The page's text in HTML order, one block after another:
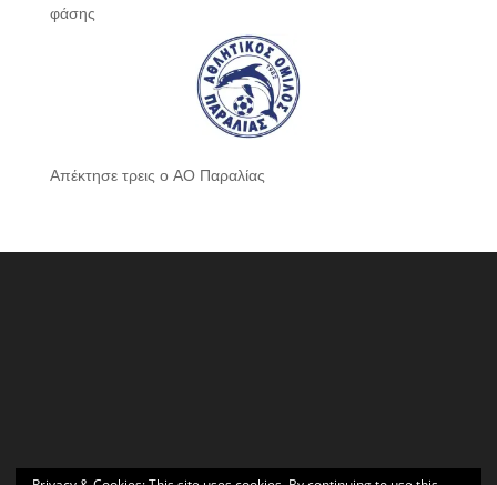
φάσης
Απέκτησε τρεις ο ΑΟ Παραλίας